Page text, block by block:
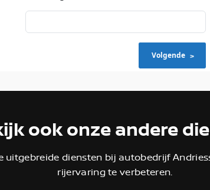
ook onze andere
uitgebreide diensten bij autobedrijf
rijervaring te verbeteren.